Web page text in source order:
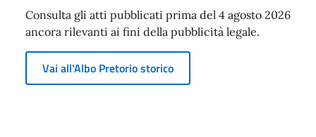
Consulta gli atti pubblicati prima del 4 agosto 2026
ancora rilevanti ai fini della pubblicità legale.
Vai all'Albo Pretorio storico